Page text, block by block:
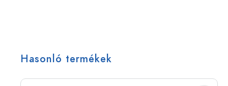
Hasonló termékek